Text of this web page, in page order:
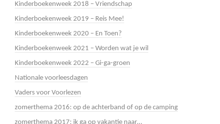
Kinderboekenweek 2018 – Vriendschap
Kinderboekenweek 2019 – Reis Mee!
Kinderboekenweek 2020 – En Toen?
Kinderboekenweek 2021 – Worden wat je wil
Kinderboekenweek 2022 – Gi-ga-groen
Nationale voorleesdagen
Vaders voor Voorlezen
zomerthema 2016: op de achterband of op de camping
zomerthema 2017: ik ga op vakantie naar…